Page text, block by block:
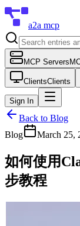
a2a mcp
MCP Servers
ClientsClients
Sign In
Back to Blog
Blog
March 25,
如何使用
步教程